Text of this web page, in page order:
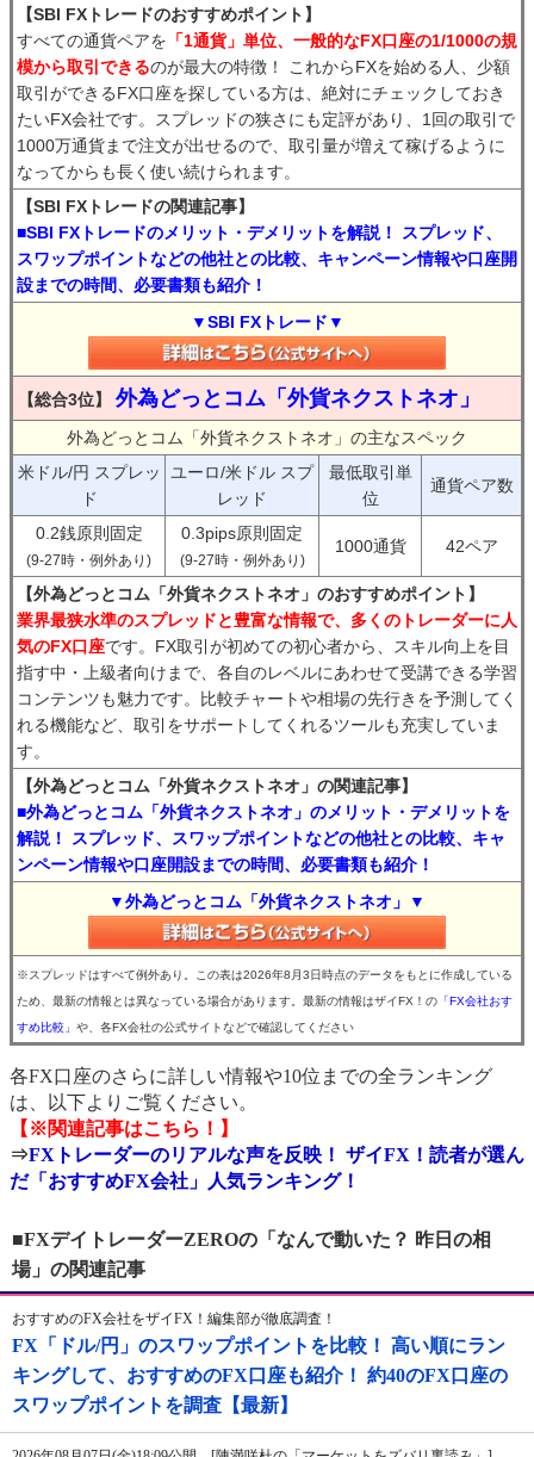
【SBI FXトレードのおすすめポイント】
すべての通貨ペアを 「1通貨」単位、一般的なFX口座の1/1000の規
模から取引できるのが最大の特徴！ これからFXを始める人、少額
取引ができるFX口座を探している方は、絶対にチェックしておき
たいFX会社です。スプレッドの狭さにも定評があり、1回の取引で
1000万通貨まで注文が出せるので、取引量が増えて稼げるように
なってからも長く使い続けられます。
【SBI FXトレードの関連記事】
■SBI FXトレードのメリット・デメリットを解説！ スプレッド、
スワップポイントなどの他社との比較、キャンペーン情報や口座開
設までの時間、必要書類も紹介！
▼SBI FXトレード▼
【総合3位】 外為どっとコム「外貨ネクストネオ」
外為どっとコム「外貨ネクストネオ」の主なスペック
米ドル/円 スプレッ
ド
ユーロ/米ドル スプ
レッド
最低取引単
位
通貨ペア数
0.2銭原則固定
(9-27時・例外あり)
0.3pips原則固定
(9-27時・例外あり)
1000通貨 42ペア
【外為どっとコム「外貨ネクストネオ」のおすすめポイント】
業界最狭水準のスプレッドと豊富な情報で、多くのトレーダーに人
気のFX口座です。FX取引が初めての初心者から、スキル向上を目
指す中・上級者向けまで、各自のレベルにあわせて受講できる学習
コンテンツも魅力です。比較チャートや相場の先行きを予測してく
れる機能など、取引をサポートしてくれるツールも充実していま
す。
【外為どっとコム「外貨ネクストネオ」の関連記事】
■外為どっとコム「外貨ネクストネオ」のメリット・デメリットを
解説！ スプレッド、スワップポイントなどの他社との比較、キャ
ンペーン情報や口座開設までの時間、必要書類も紹介！
▼外為どっとコム「外貨ネクストネオ」▼
※スプレッドはすべて例外あり。この表は2026年8月3日時点のデータをもとに作成している
ため、最新の情報とは異なっている場合があります。最新の情報はザイFX！の 「FX会社おす
すめ比較」 や、各FX会社の公式サイトなどで確認してください
各FX口座のさらに詳しい情報や10位までの全ランキング
は、以下よりご覧ください。
【※関連記事はこちら！】
⇒FXトレーダーのリアルな声を反映！ ザイFX！読者が選ん
だ「おすすめFX会社」人気ランキング！
■FXデイトレーダーZEROの「なんで動いた？ 昨日の相
場」の関連記事
おすすめのFX会社をザイFX！編集部が徹底調査！
FX「ドル/円」のスワップポイントを比較！ 高い順にラン
キングして、おすすめのFX口座も紹介！ 約40のFX口座の
スワップポイントを調査【最新】